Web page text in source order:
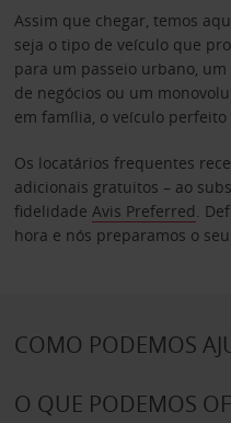
Assim que chegar, temos
seja o tipo de veículo que
para um passeio urbano,
de negócios ou um
em família, o veículo perfeito
Os locatários frequentes
adicionais gratuitos – ao
fidelidade Avis Preferred.
hora e nós preparamos o
COMO PODEMOS
O QUE PODEMOS